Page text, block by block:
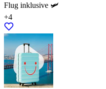
Flug inklusive 🛩️
+4